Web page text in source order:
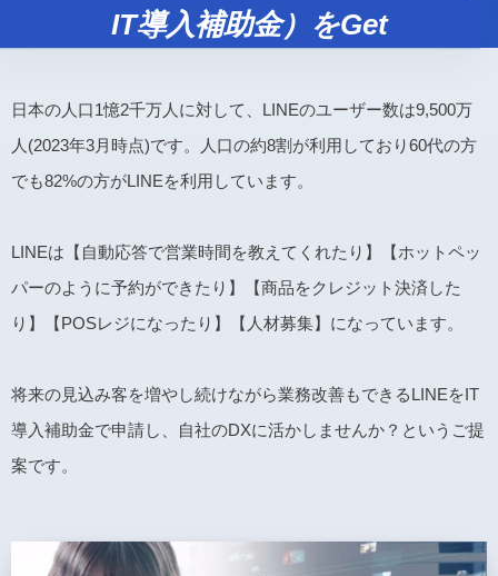
IT導入補助金）をGet
日本の人口1憶2千万人に対して、LINEのユーザー数は9,500万
人(2023年3月時点)です。人口の約8割が利用しており60代の方
でも82%の方がLINEを利用しています。
LINEは【自動応答で営業時間を教えてくれたり】【ホットペッ
パーのように予約ができたり】【商品をクレジット決済した
り】【POSレジになったり】【人材募集】になっています。
将来の見込み客を増やし続けながら業務改善もできるLINEをIT
導入補助金で申請し、自社のDXに活かしませんか？というご提
案です。